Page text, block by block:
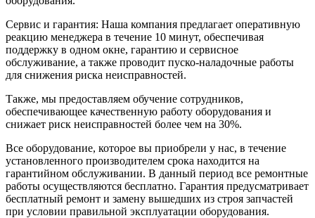
Сервис и гарантия: Наша компания предлагает оперативную
реакцию менеджера в течение 10 минут, обеспечивая
поддержку в одном окне, гарантию и сервисное
обслуживание, а также проводит пуско-наладочные работы
для снижения риска неисправностей.
Также, мы предоставляем обучение сотрудников,
обеспечивающее качественную работу оборудования и
снижает риск неисправностей более чем на 30%.
Все оборудование, которое вы приобрели у нас, в течение
установленного производителем срока находится на
гарантийном обслуживании. В данный период все ремонтные
работы осуществляются бесплатно. Гарантия предусматривает
бесплатный ремонт и замену вышедших из строя запчастей
при условии правильной эксплуатации оборудования.